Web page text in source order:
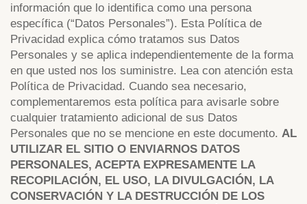
información que lo identifica como una persona
específica (“Datos Personales”). Esta Política de
Privacidad explica cómo tratamos sus Datos
Personales y se aplica independientemente de la forma
en que usted nos los suministre. Lea con atención esta
Política de Privacidad. Cuando sea necesario,
complementaremos esta política para avisarle sobre
cualquier tratamiento adicional de sus Datos
Personales que no se mencione en este documento. AL
UTILIZAR EL SITIO O ENVIARNOS DATOS
PERSONALES, ACEPTA EXPRESAMENTE LA
RECOPILACIÓN, EL USO, LA DIVULGACIÓN, LA
CONSERVACIÓN Y LA DESTRUCCIÓN DE LOS